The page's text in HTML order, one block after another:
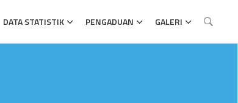
DATA STATISTIK PENGADUAN GALERI